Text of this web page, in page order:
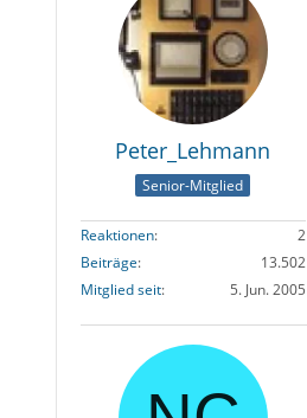
Peter_Lehmann
Senior-Mitglied
Reaktionen
2
Beiträge
13.502
Mitglied seit
5. Jun. 2005